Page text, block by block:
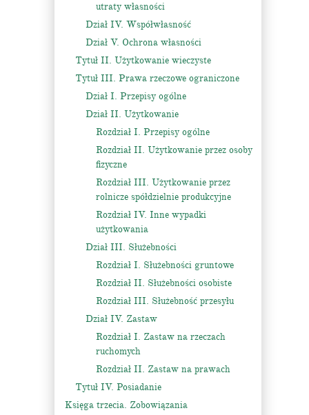
utraty własności
Dział IV. Współwłasność
Dział V. Ochrona własności
Tytuł II. Użytkowanie wieczyste
Tytuł III. Prawa rzeczowe ograniczone
Dział I. Przepisy ogólne
Dział II. Użytkowanie
Rozdział I. Przepisy ogólne
Rozdział II. Użytkowanie przez osoby
fizyczne
Rozdział III. Użytkowanie przez
rolnicze spółdzielnie produkcyjne
Rozdział IV. Inne wypadki
użytkowania
Dział III. Służebności
Rozdział I. Służebności gruntowe
Rozdział II. Służebności osobiste
Rozdział III. Służebność przesyłu
Dział IV. Zastaw
Rozdział I. Zastaw na rzeczach
ruchomych
Rozdział II. Zastaw na prawach
Tytuł IV. Posiadanie
Księga trzecia. Zobowiązania